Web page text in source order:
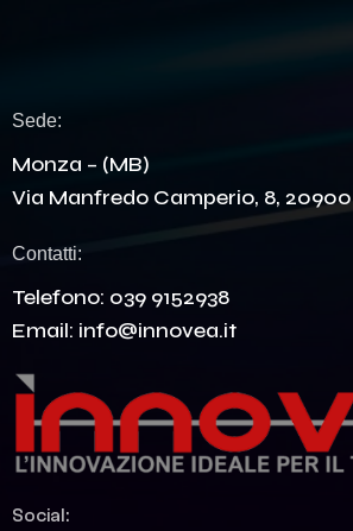
Sede:
Monza – (MB)
Via Manfredo Camperio, 8, 20900
Contatti:
Telefono: 039 9152938
Email: info@innovea.it
Social: